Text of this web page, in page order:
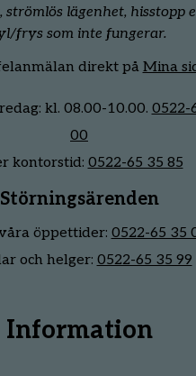
strömlös lägenhet, hisstopp
frys som inte fungerar.
direkt på Mina
kl. 08.00-10.00. 0522-
00
kontorstid: 0522-65 35 85
Störningsärenden
öppettider: 0522-65 35
och helger: 0522-65 35 99
Information